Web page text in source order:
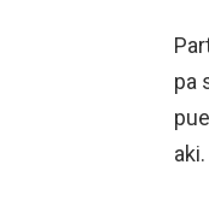
pa
aki.